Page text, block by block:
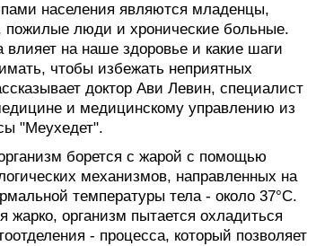
населения являются младенцы,
пожилые люди и хронические больные.
влияет на наше здоровье и какие шаги
чтобы избежать неприятных
доктор Ави Левин, специалист
и медицинскому управлению из
"Меухедет".
борется с жарой с помощью
механизмов, направленных на
температуры тела - около 37°C.
жарко, организм пытается охладиться
- процесса, который позволяет